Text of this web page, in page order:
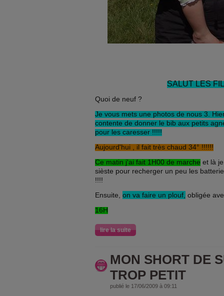
SALUT LES
Quoi de neuf ?
Je vous mets une photos de nous 3.
contente de donner le bib aux petits
pour les caresser !!!!!
Aujourd'hui , il fait très chaud 34° !!!!!!
Ce matin j'ai fait 1H00 de marche et là
sièste pour recherger un peu les
!!!!
Ensuite, on va faire un plouf, obligée
16H
lire la suite
MON SHORT DE
TROP PETIT
publié le 17/06/2009 à 09:11